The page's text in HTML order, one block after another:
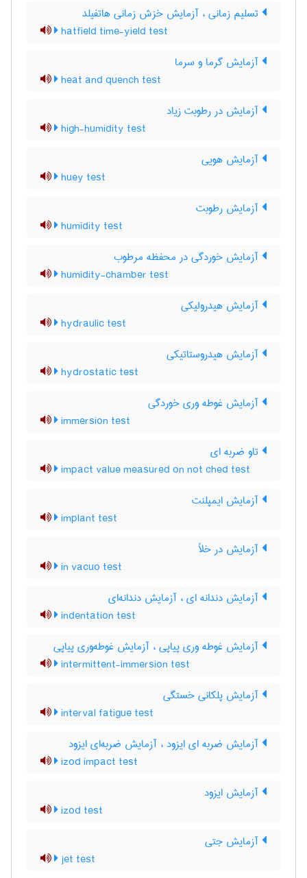
تسلیم زمانی ، آزمایش خزش زمانی هاتفیلد
hatfield time-yield test
آزمایش گرما و سرما
heat and quench test
آزمایش در رطوبت زیاد
high-humidity test
آزمایش هویی
huey test
آزمایش رطوبت
humidity test
آزمایش خوردگی در محفظه مرطوب
humidity-chamber test
آزمایش هیدرولیکی
hydraulic test
آزمایش هیدروستاتیکی
hydrostatic test
آزمایش غوطه وری خوردگی
immersion test
تاو ضربه ای
impact value measured on not ched test
آزمایش ایمپلنت
implant test
آزمایش در خلأ
in vacuo test
آزمایش دندانه ای ، آزمایش دندانه‌ای
indentation test
آزمایش غوطه وری پیاپی ، آزمایش غوطه‌وری پیاپی
intermittent-immersion test
آزمایش پلکانی خستگی
interval fatigue test
آزمایش ضربه ای ایزود ، آزمایش ضربه‌ای ایزود
izod impact test
آزمایش ایزود
izod test
آزمایش جتی
jet test